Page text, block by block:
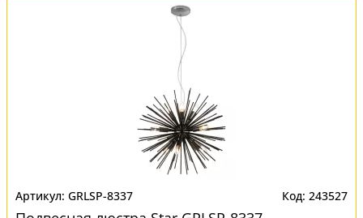
GRLSP-8337 243527